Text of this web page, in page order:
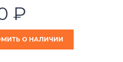
₽
О НАЛИЧИИ